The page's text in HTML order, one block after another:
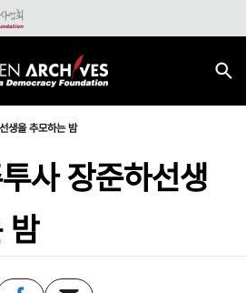
생을 추모하는 밤
사 장준하선생
밤